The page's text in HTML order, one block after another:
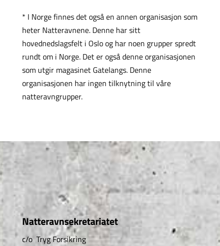
* I Norge finnes det også en annen organisasjon som
heter Natteravnene. Denne har sitt
hovednedslagsfelt i Oslo og har noen grupper spredt
rundt om i Norge. Det er også denne organisasjonen
som utgir magasinet Gatelangs. Denne
organisasjonen har ingen tilknytning til våre
natteravngrupper.
Natteravnsekretariatet
c/o Tryg Forsikring